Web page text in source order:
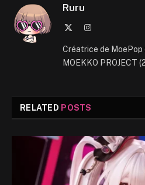
Ruru
Instagram
Créatrice de
MOEKKO PROJECT
RELATED POSTS